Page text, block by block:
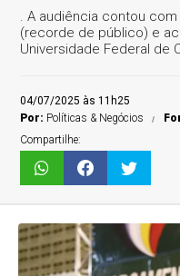
. A audiência contou
(recorde de público) e
Universidade Federal de
04/07/2025 às 11h25
Por: Políticas & Negócios
Compartilhe: